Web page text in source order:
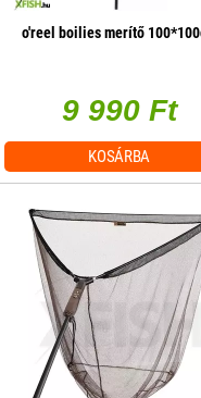
o'reel boilies merítő
9 990 Ft
KOSÁRBA